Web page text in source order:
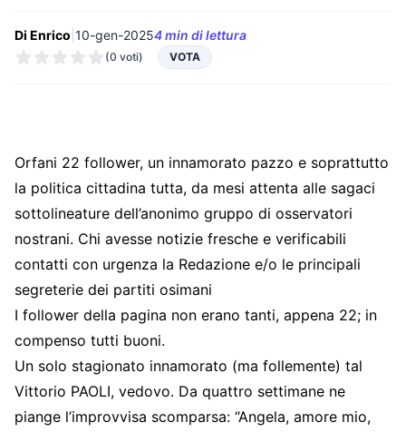
Di Enrico 10-gen-20254 min di lettura
(0 voti) VOTA
Orfani 22 follower, un innamorato pazzo e soprattutto
la politica cittadina tutta, da mesi attenta alle sagaci
sottolineature dell’anonimo gruppo di osservatori
nostrani. Chi avesse notizie fresche e verificabili
contatti con urgenza la Redazione e/o le principali
segreterie dei partiti osimani
I follower della pagina non erano tanti, appena 22; in
compenso tutti buoni.
Un solo stagionato innamorato (ma follemente) tal
Vittorio PAOLI, vedovo. Da quattro settimane ne
piange l’improvvisa scomparsa: “Angela, amore mio,